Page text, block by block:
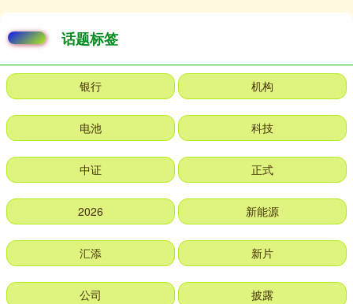
话题标签
银行 机构
电池 科技
中证 正式
2026 新能源
汇添 新片
公司 披露